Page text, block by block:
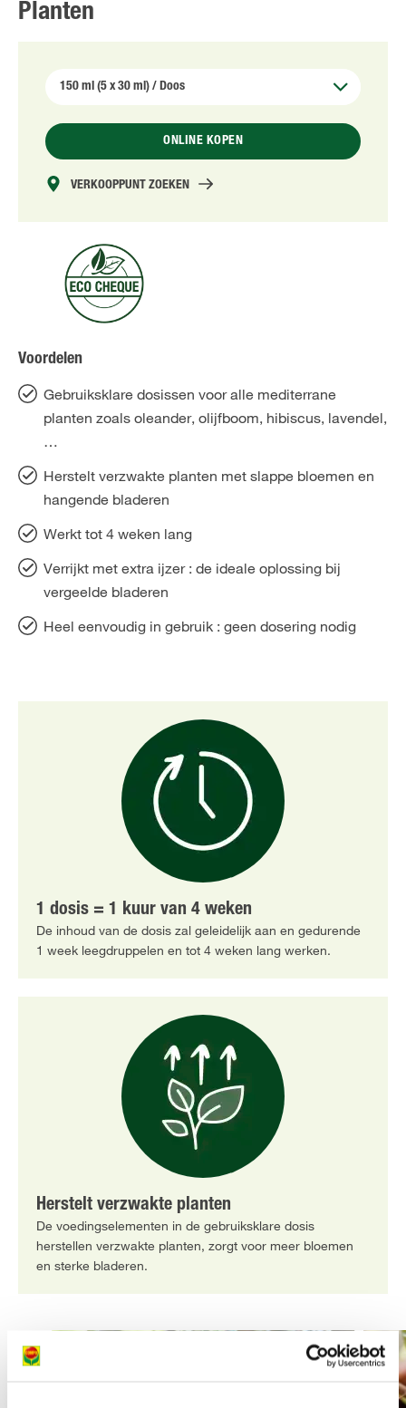
Planten
ONLINE KOPEN
VERKOOPPUNT ZOEKEN
Voordelen
Gebruiksklare dosissen voor alle mediterrane
planten zoals oleander, olijfboom, hibiscus, lavendel,
…
Herstelt verzwakte planten met slappe bloemen en
hangende bladeren
Werkt tot 4 weken lang
Verrijkt met extra ijzer : de ideale oplossing bij
vergeelde bladeren
Heel eenvoudig in gebruik : geen dosering nodig
1 dosis = 1 kuur van 4 weken
De inhoud van de dosis zal geleidelijk aan en gedurende
1 week leegdruppelen en tot 4 weken lang werken.
Herstelt verzwakte planten
De voedingselementen in de gebruiksklare dosis
herstellen verzwakte planten, zorgt voor meer bloemen
en sterke bladeren.